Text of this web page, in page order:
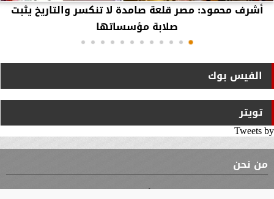
أشرف محمود: مصر قلعة صامدة لا تنكسر والتاريخ يثبت
صلابة مؤسساتها
الفيس بوك
تويتر
Tweets by
من نحن